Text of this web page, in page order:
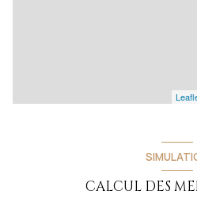
CALCUL DES